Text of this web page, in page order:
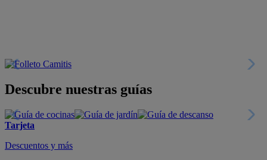
Descubre nuestras guías
Tarjeta
Descuentos y más